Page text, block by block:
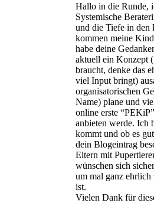
Hallo in die Runde,
Systemische
und die Tiefe in den
kommen meine
habe deine
aktuell ein Konzept
braucht, denke das
viel Input bringt)
organisatorischen
Name) plane und
online erste
anbieten werde. Ich
kommt und ob es
dein Blogeintrag
Eltern mit
wünschen sich
um mal ganz ehrlich
ist.
Vielen Dank für